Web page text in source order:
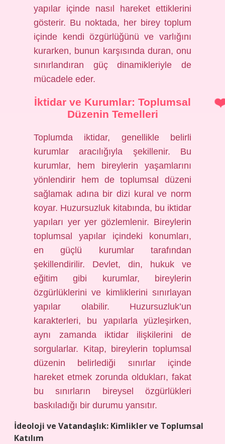
yapılar içinde nasıl hareket ettiklerini
gösterir. Bu noktada, her birey toplum
içinde kendi özgürlüğünü ve varlığını
kurarken, bunun karşısında duran, onu
sınırlandıran güç dinamikleriyle de
mücadele eder.
İktidar ve Kurumlar: Toplumsal
Düzenin Temelleri
Toplumda iktidar, genellikle belirli
kurumlar aracılığıyla şekillenir. Bu
kurumlar, hem bireylerin yaşamlarını
yönlendirir hem de toplumsal düzeni
sağlamak adına bir dizi kural ve norm
koyar. Huzursuzluk kitabında, bu iktidar
yapıları yer yer gözlemlenir. Bireylerin
toplumsal yapılar içindeki konumları,
en güçlü kurumlar tarafından
şekillendirilir. Devlet, din, hukuk ve
eğitim gibi kurumlar, bireylerin
özgürlüklerini ve kimliklerini sınırlayan
yapılar olabilir. Huzursuzluk’un
karakterleri, bu yapılarla yüzleşirken,
aynı zamanda iktidar ilişkilerini de
sorgularlar. Kitap, bireylerin toplumsal
düzenin belirlediği sınırlar içinde
hareket etmek zorunda oldukları, fakat
bu sınırların bireysel özgürlükleri
baskıladığı bir durumu yansıtır.
İdeoloji ve Vatandaşlık: Kimlikler ve Toplumsal
Katılım